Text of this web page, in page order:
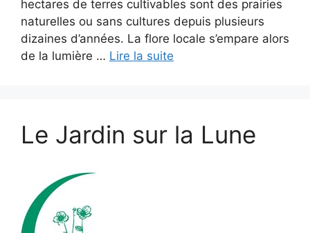
hectares de terres cultivables sont des prairies
naturelles ou sans cultures depuis plusieurs
dizaines d’années. La flore locale s’empare alors
de la lumière … Lire la suite
Le Jardin sur la Lune